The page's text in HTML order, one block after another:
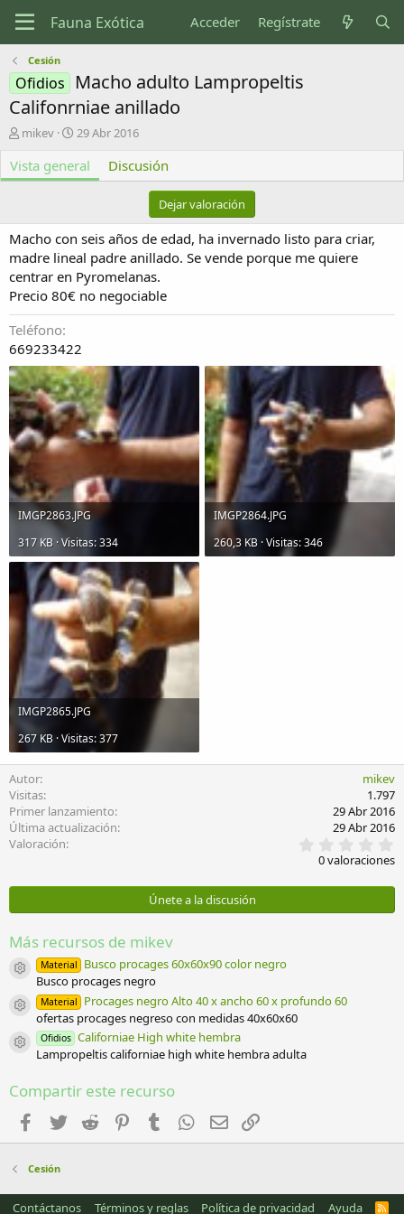
Acceder Regístrate
Cesión
Ofidios
Macho adulto Lampropeltis
Califonrniae anillado
A
t
o
mikev
F
c
h
c
r
e
a
c
ó
29 Abr 2016
Vista general Discusión
Dejar valoración
Macho con seis años de edad, ha invernado listo para criar,
madre lineal padre anillado. Se vende porque me quiere
centrar en Pyromelanas.
Precio 80€ no negociable
Teléfono
669233422
IMGP2863.JPG
317 KB · Visitas: 334
IMGP2864.JPG
260,3 KB · Visitas: 346
IMGP2865.JPG
267 KB · Visitas: 377
Autor
mikev
Visitas
1.797
Primer lanzamiento
29 Abr 2016
Última actualización
29 Abr 2016
Valoración
,
0
s
0 valoraciones
Únete a la discusión
Más recursos de mikev
Icono del recurso
Material
Busco procages 60x60x90 color negro
Busco procages negro
Icono del recurso
Material
Procages negro Alto 40 x ancho 60 x profundo 60
ofertas procages negreso con medidas 40x60x60
Icono del recurso
Ofidios Californiae High white hembra
Lampropeltis californiae high white hembra adulta
Compartir este recurso
Facebook
Twitter Reddit PinterestTumblr WhatsApp
Email
Cesión
Contáctanos Términos y reglas Política de privacidad Ayuda
R